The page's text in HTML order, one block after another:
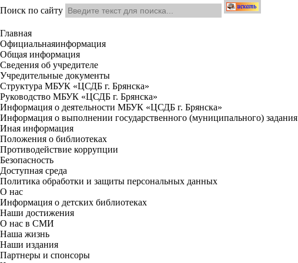
Поиск по сайту
Главная
Официальнаяинформация
Общая информация
Сведения об учредителе
Учредительные документы
Структура МБУК «ЦСДБ г. Брянска»
Руководство МБУК «ЦСДБ г. Брянска»
Информация о деятельности МБУК «ЦСДБ г. Брянска»
Информация о выполнении государственного (муниципального) задания
Иная информация
Положения о библиотеках
Противодействие коррупции
Безопасность
Доступная среда
Политика обработки и защиты персональных данных
О нас
Информация о детских библиотеках
Наши достижения
О нас в СМИ
Наша жизнь
Наши издания
Партнеры и спонсоры